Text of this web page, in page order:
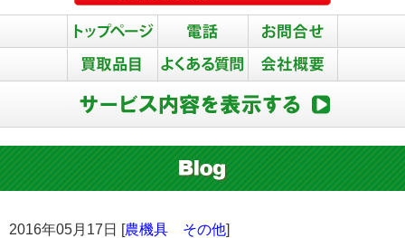
2016年05月17日 [農機具 その他]